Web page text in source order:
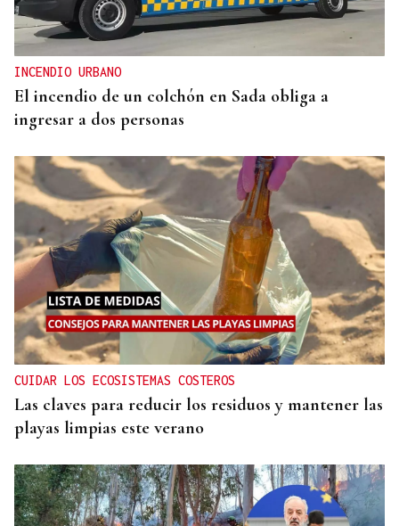
INCENDIO URBANO
El incendio de un colchón en Sada obliga a
ingresar a dos personas
CUIDAR LOS ECOSISTEMAS COSTEROS
Las claves para reducir los residuos y mantener las
playas limpias este verano